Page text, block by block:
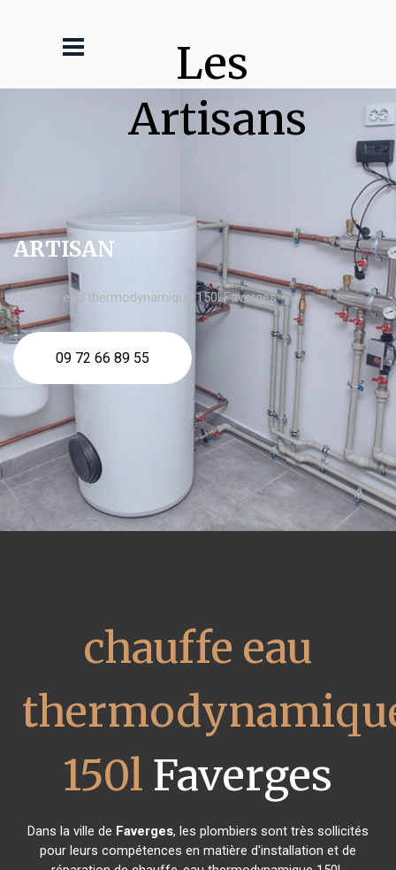
Les
Artisans
ARTISAN
chauffe eau thermodynamique 150l Faverges
09 72 66 89 55
chauffe eau
150l Faverges
Dans la ville de Faverges, les plombiers sont très sollicités
pour leurs compétences en matière d'installation et de